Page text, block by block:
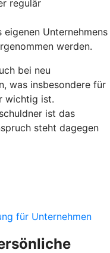
regulär
Unternehmens
werden.
bei neu
was insbesondere für
wichtig ist.
ist das
steht dagegen
für Unternehmen